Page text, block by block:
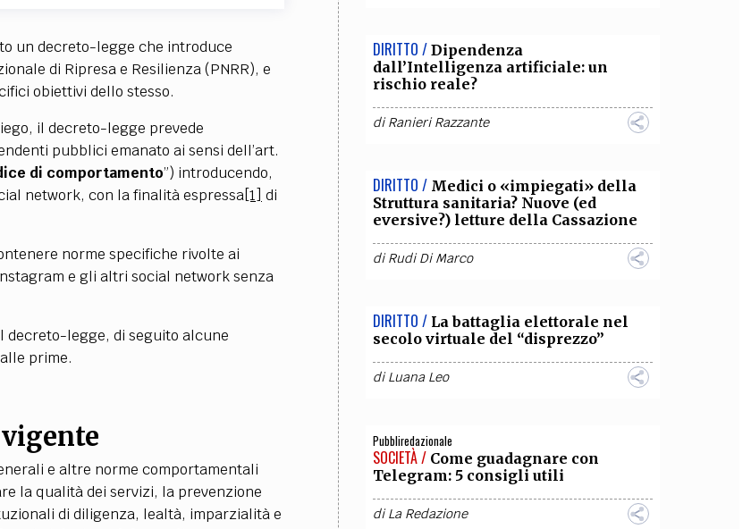
un decreto-legge che introduce
di Ripresa e Resilienza (PNRR), e
obiettivi dello stesso.
il decreto-legge prevede
pubblici emanato ai sensi dell’art.
di comportamento”) introducendo,
network, con la finalità espressa[1] di
norme specifiche rivolte ai
e gli altri social network senza
decreto-legge, di seguito alcune
prime.
e altre norme comportamentali
la qualità dei servizi, la prevenzione
di diligenza, lealtà, imparzialità e
DIRITTO / Dipendenza
dall’Intelligenza artificiale: un
rischio reale?
diRanieri Razzante
DIRITTO / Medici o «impiegati» della
Struttura sanitaria? Nuove (ed
eversive?) letture della Cassazione
diRudi Di Marco
DIRITTO / La battaglia elettorale nel
secolo virtuale del “disprezzo”
diLuana Leo
Pubbliredazionale
SOCIETÀ / Come guadagnare con
Telegram: 5 consigli utili
diLa Redazione